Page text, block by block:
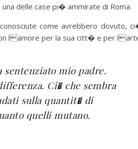
delle case pi� ammirate di Roma.
come avrebbero dovuto,
lamore per la sua citt� e per
mio padre.
Ci� che sembra
sulla quantit� di
quelli mutano.